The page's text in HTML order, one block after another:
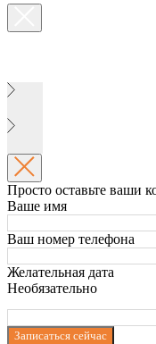
Просто оставьте ваши
Ваше имя
Ваш номер телефона
Желательная дата
Необязательно
Записаться сейчас